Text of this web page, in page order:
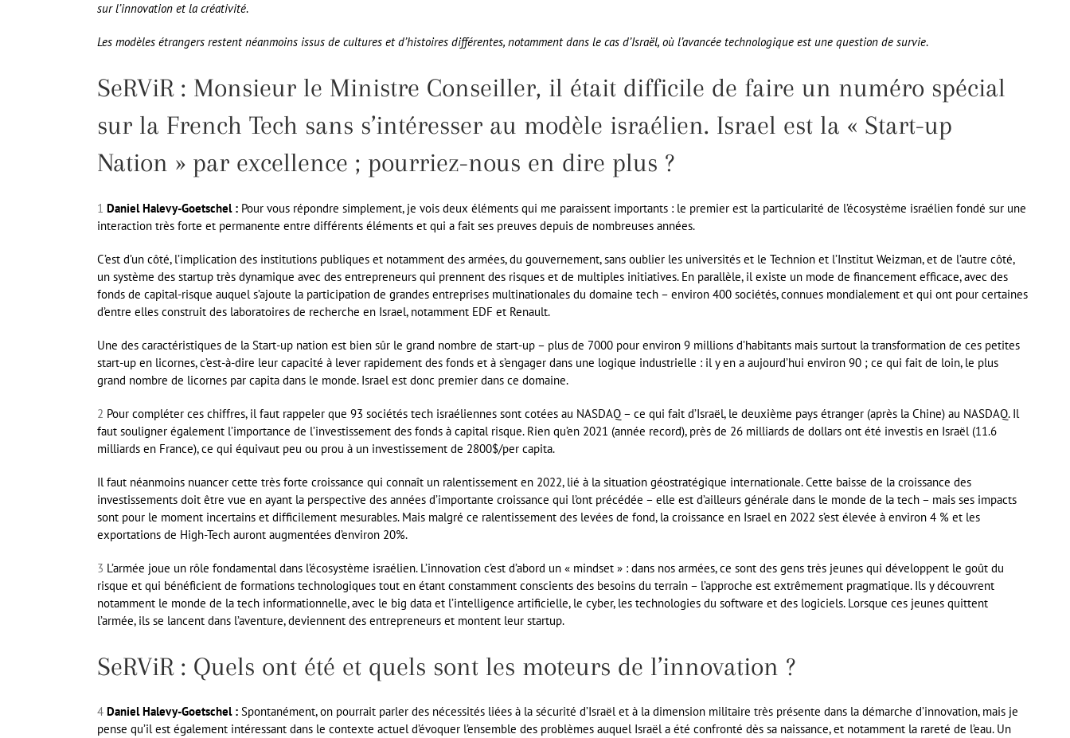
sur l’innovation et la créativité.
Les modèles étrangers restent néanmoins issus de cultures et d’histoires différentes, notamment dans le cas d’Israël, où l’avancée technologique est une question de survie.
SeRViR : Monsieur le Ministre Conseiller, il était difficile de faire un numéro spécial
sur la French Tech sans s’intéresser au modèle israélien. Israel est la « Start-up
Nation » par excellence ; pourriez-nous en dire plus ?
1 Daniel Halevy-Goetschel : Pour vous répondre simplement, je vois deux éléments qui me paraissent importants : le premier est la particularité de l’écosystème israélien fondé sur une
interaction très forte et permanente entre différents éléments et qui a fait ses preuves depuis de nombreuses années.
C’est d’un côté, l’implication des institutions publiques et notamment des armées, du gouvernement, sans oublier les universités et le Technion et l’Institut Weizman, et de l’autre côté,
un système des startup très dynamique avec des entrepreneurs qui prennent des risques et de multiples initiatives. En parallèle, il existe un mode de financement efficace, avec des
fonds de capital-risque auquel s’ajoute la participation de grandes entreprises multinationales du domaine tech – environ 400 sociétés, connues mondialement et qui ont pour certaines
d’entre elles construit des laboratoires de recherche en Israel, notamment EDF et Renault.
Une des caractéristiques de la Start-up nation est bien sûr le grand nombre de start-up – plus de 7000 pour environ 9 millions d’habitants mais surtout la transformation de ces petites
start-up en licornes, c’est-à-dire leur capacité à lever rapidement des fonds et à s’engager dans une logique industrielle : il y en a aujourd’hui environ 90 ; ce qui fait de loin, le plus
grand nombre de licornes par capita dans le monde. Israel est donc premier dans ce domaine.
2 Pour compléter ces chiffres, il faut rappeler que 93 sociétés tech israéliennes sont cotées au NASDAQ – ce qui fait d’Israël, le deuxième pays étranger (après la Chine) au NASDAQ. Il
faut souligner également l’importance de l’investissement des fonds à capital risque. Rien qu’en 2021 (année record), près de 26 milliards de dollars ont été investis en Israël (11.6
milliards en France), ce qui équivaut peu ou prou à un investissement de 2800$/per capita.
Il faut néanmoins nuancer cette très forte croissance qui connaît un ralentissement en 2022, lié à la situation géostratégique internationale. Cette baisse de la croissance des
investissements doit être vue en ayant la perspective des années d’importante croissance qui l’ont précédée – elle est d’ailleurs générale dans le monde de la tech – mais ses impacts
sont pour le moment incertains et difficilement mesurables. Mais malgré ce ralentissement des levées de fond, la croissance en Israel en 2022 s’est élevée à environ 4 % et les
exportations de High-Tech auront augmentées d’environ 20%.
3 L’armée joue un rôle fondamental dans l’écosystème israélien. L’innovation c’est d’abord un « mindset » : dans nos armées, ce sont des gens très jeunes qui développent le goût du
risque et qui bénéficient de formations technologiques tout en étant constamment conscients des besoins du terrain – l’approche est extrêmement pragmatique. Ils y découvrent
notamment le monde de la tech informationnelle, avec le big data et l’intelligence artificielle, le cyber, les technologies du software et des logiciels. Lorsque ces jeunes quittent
l’armée, ils se lancent dans l’aventure, deviennent des entrepreneurs et montent leur startup.
SeRViR : Quels ont été et quels sont les moteurs de l’innovation ?
4 Daniel Halevy-Goetschel : Spontanément, on pourrait parler des nécessités liées à la sécurité d’Israël et à la dimension militaire très présente dans la démarche d’innovation, mais je
pense qu’il est également intéressant dans le contexte actuel d’évoquer l’ensemble des problèmes auquel Israël a été confronté dès sa naissance, et notamment la rareté de l’eau. Un